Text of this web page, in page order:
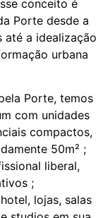
conceito é
Porte desde a
até a idealização
urbana
Porte, temos
com unidades
compactos,
50m² ;
liberal,
;
lojas, salas